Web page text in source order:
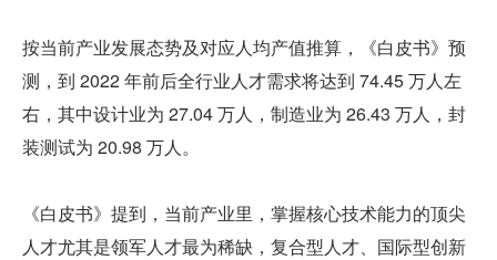
按当前产业发展态势及对应人均产值推算，《白皮书》预
测，到 2022 年前后全行业人才需求将达到 74.45 万人左
右，其中设计业为 27.04 万人，制造业为 26.43 万人，封
装测试为 20.98 万人。
《白皮书》提到，当前产业里，掌握核心技术能力的顶尖
人才尤其是领军人才最为稀缺，复合型人才、国际型创新